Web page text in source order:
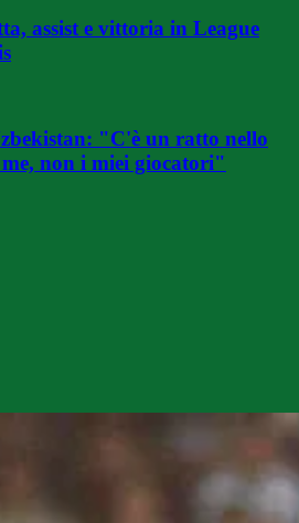
assist e vittoria in League
"C'è un ratto nello
non i miei giocatori"